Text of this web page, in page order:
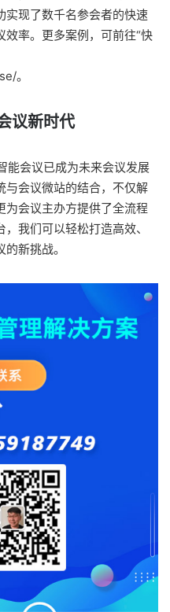
实现了数千名参会者的快速
率。更多案例，可前往“快
。
议新时代
能会议已成为未来会议发展
与会议微站的结合，不仅解
为会议主办方提供了全流程
我们可以轻松打造高效、
新挑战。